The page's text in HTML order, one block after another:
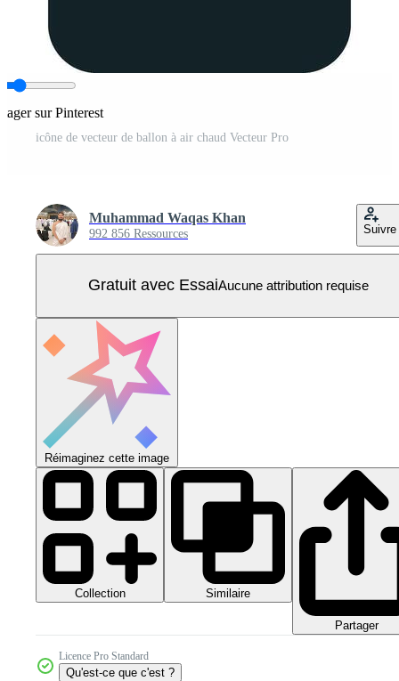
sur Pinterest
icône de vecteur de ballon à air chaud Vecteur Pro
Muhammad Waqas Khan
992 856 Ressources Suivre
Gratuit avec EssaiAucune attribution requise
Réimaginez cette image
Collection Similaire
Partager
Licence Pro Standard
Qu'est-ce que c'est ?